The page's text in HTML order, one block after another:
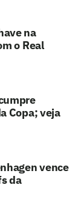
na
o Real
Copa; veja
vence
da